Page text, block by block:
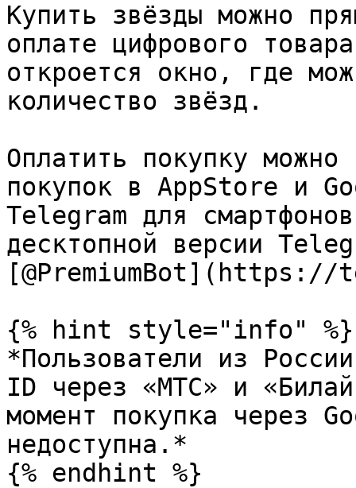
Купить звёзды можно
оплате цифрового
откроется окно, где
количество звёзд.
Оплатить покупку можно
покупок в AppStore и
Telegram для
десктопной версии
[@PremiumBot](https://
{% hint style="info" %}
*Пользователи из
ID через «МТС» и
момент покупка через
недоступна.*
{% endhint %}